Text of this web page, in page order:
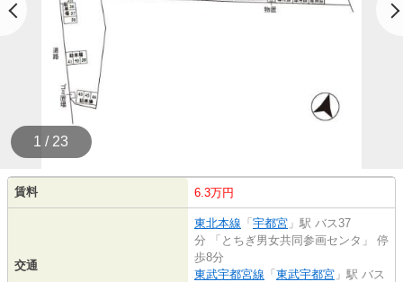
1 / 23
賃料 6.3万円
交通
東北本線 「 宇都宮 」駅 バス37
分 「とちぎ男女共同参画センタ」 停
歩8分
東武宇都宮線 「 東武宇都宮 」駅 バス